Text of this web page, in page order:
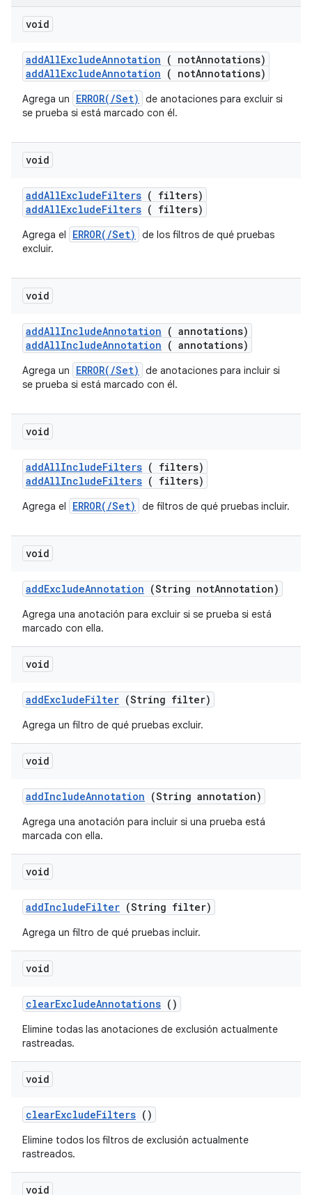
void
addAllExcludeAnnotation ( notAnnotations)
addAllExcludeAnnotation ( notAnnotations)
Agrega un ERROR(/Set)
de anotaciones para excluir si
se prueba si está marcado con él.
void
addAllExcludeFilters ( filters)
addAllExcludeFilters ( filters)
Agrega el ERROR(/Set)
de los filtros de qué pruebas
excluir.
void
addAllIncludeAnnotation ( annotations)
addAllIncludeAnnotation ( annotations)
Agrega un ERROR(/Set)
de anotaciones para incluir si
se prueba si está marcado con él.
void
addAllIncludeFilters ( filters)
addAllIncludeFilters ( filters)
Agrega el ERROR(/Set) de filtros de qué pruebas incluir.
void
addExcludeAnnotation (String notAnnotation)
Agrega una anotación para excluir si se prueba si está
marcado con ella.
void
addExcludeFilter (String filter)
Agrega un filtro de qué pruebas excluir.
void
addIncludeAnnotation (String annotation)
Agrega una anotación para incluir si una prueba está
marcada con ella.
void
addIncludeFilter (String filter)
Agrega un filtro de qué pruebas incluir.
void
clearExcludeAnnotations ()
Elimine todas las anotaciones de exclusión actualmente
rastreadas.
void
clearExcludeFilters ()
Elimine todos los filtros de exclusión actualmente
rastreados.
void